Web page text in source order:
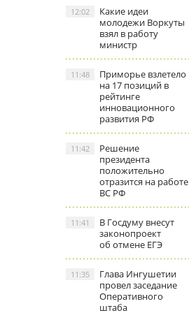
Какие идеи
молодежи Воркуты
взял в работу
министр
12:02
Приморье взлетело
на 17 позиций в
рейтинге
инновационного
развития РФ
11:48
Решение
президента
положительно
отразится на работе
ВС РФ
11:42
В Госдуму внесут
законопроект
об отмене ЕГЭ
11:41
Глава Ингушетии
провел заседание
Оперативного
штаба
11:35